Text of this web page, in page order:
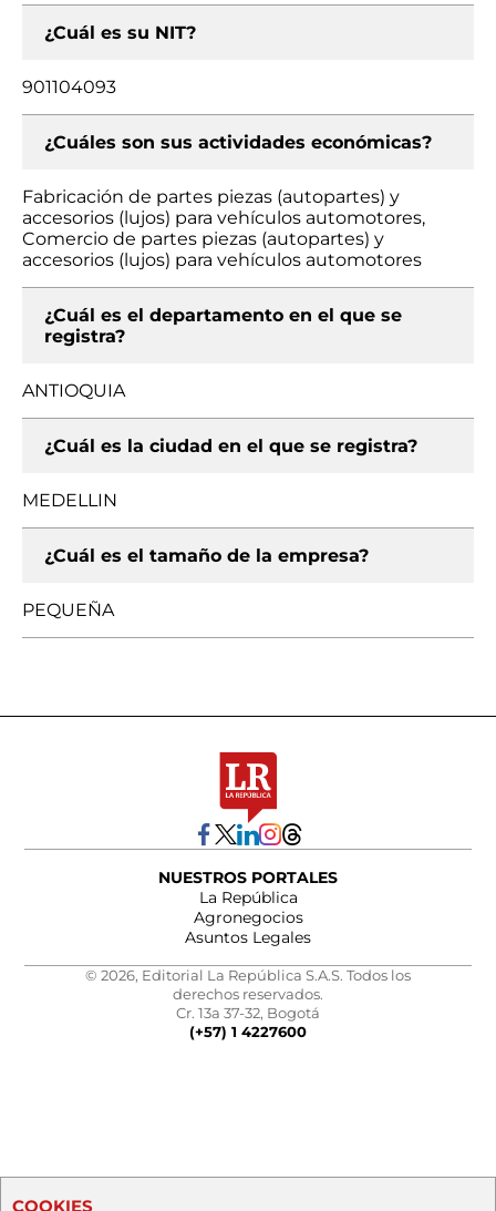
¿Cuál es su NIT?
901104093
¿Cuáles son sus actividades económicas?
Fabricación de partes piezas (autopartes) y
accesorios (lujos) para vehículos automotores,
Comercio de partes piezas (autopartes) y
accesorios (lujos) para vehículos automotores
¿Cuál es el departamento en el que se
registra?
ANTIOQUIA
¿Cuál es la ciudad en el que se registra?
MEDELLIN
¿Cuál es el tamaño de la empresa?
PEQUEÑA
NUESTROS PORTALES
La República
Agronegocios
Asuntos Legales
© 2026, Editorial La República S.A.S. Todos los
derechos reservados.
Cr. 13a 37-32, Bogotá
(+57) 1 4227600
COOKIES